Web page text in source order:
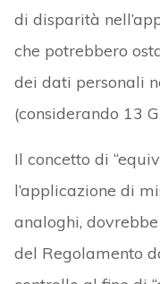
di disparità
che potrebbero
dei dati personali
(considerando 13
Il concetto di
l’applicazione di
analoghi,
del Regolamento